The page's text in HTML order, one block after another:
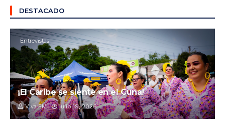
DESTACADO
Entrevistas
¡El Caribe se siente en el Cuna!
Viva FM julio 19, 2026